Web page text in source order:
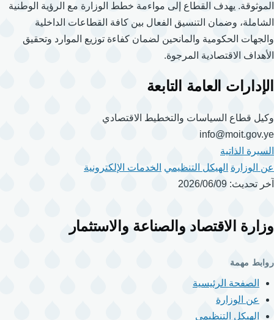
الموثوقة. يهدف القطاع إلى مواءمة خطط الوزارة مع الرؤية الوطنية
الشاملة، وضمان التنسيق الفعال بين كافة القطاعات الداخلية
والجهات الحكومية والمانحين لضمان كفاءة توزيع الموارد وتحقيق
الأهداف الاقتصادية المرجوة.
الإدارات العامة التابعة
وكيل قطاع السياسات والتخطيط الاقتصادي
info@moit.gov.ye
السيرة الذاتية
عن الوزارة الهيكل التنظيمي الخدمات الإلكترونية
آخر تحديث: 2026/06/09
وزارة الاقتصاد والصناعة والاستثمار
روابط مهمة
الصفحة الرئيسية
عن الوزارة
الهيكل التنظيمي